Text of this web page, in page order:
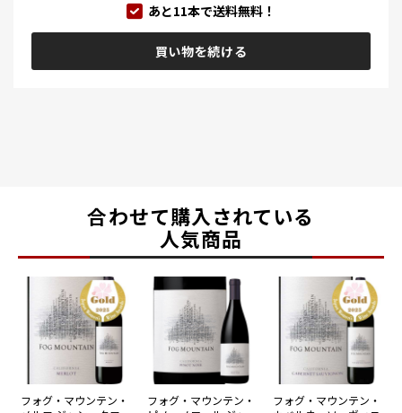
あと11本で送料無料！
買い物を続ける
合わせて購入されている
人気商品
フォグ・マウンテン・
フォグ・マウンテン・
フォグ・マウンテン・